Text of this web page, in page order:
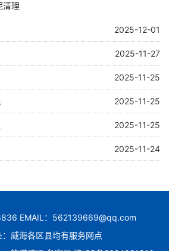
清理
2025-12-01
2025-11-27
2025-11-25
2025-11-25
2025-11-25
2025-11-24
EMAIL：562139669@qq.com
：威海各区县均有服务网点